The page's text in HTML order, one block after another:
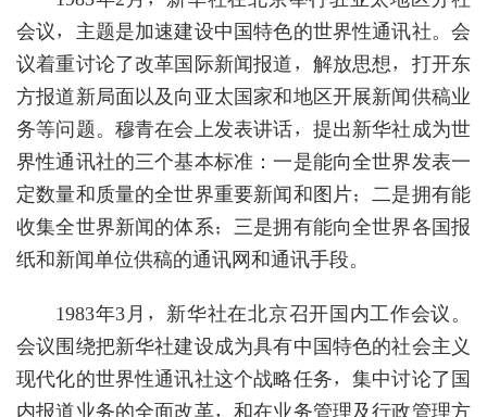
会议，主题是加速建设中国特色的世界性通讯社。会
议着重讨论了改革国际新闻报道，解放思想，打开东
方报道新局面以及向亚太国家和地区开展新闻供稿业
务等问题。穆青在会上发表讲话，提出新华社成为世
界性通讯社的三个基本标准：一是能向全世界发表一
定数量和质量的全世界重要新闻和图片；二是拥有能
收集全世界新闻的体系；三是拥有能向全世界各国报
纸和新闻单位供稿的通讯网和通讯手段。
1983年3月，新华社在北京召开国内工作会议。
会议围绕把新华社建设成为具有中国特色的社会主义
现代化的世界性通讯社这个战略任务，集中讨论了国
内报道业务的全面改革，和在业务管理及行政管理方